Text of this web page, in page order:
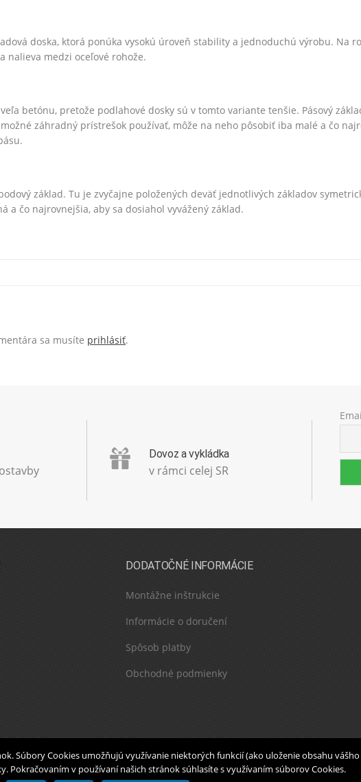
doska, ktorá ponúka vysokú úroveň stability a jednoduchú výrobu. Na
nalieva medzi oceľové rohože.
betónu, pretože podlahové dosky sú v tomto variante tenšie. Pásový
záhradný prístrešok používať, môže na neho pôsobiť iba malé a čo
základ. Tu je zvyčajne položených deväť jednotlivých základov
a čo najrovnejšia, aby sa dosiahol vyvážený základ.
sa musíte prihlásiť.
Dovoz a vykládka
v rámci celej SR
DODATOČNÉ INFORMÁCIE
Montážne inštrukcie
Informácie o doručení
Spôsob platby
Obchodné podmienky
Súbory Cookies umožňujú využívanie niektorých funkcií (ako uloženie obsahu
Pokračovaním v používaní našich stránok súhlasíte s využívaním súborov Cookies.